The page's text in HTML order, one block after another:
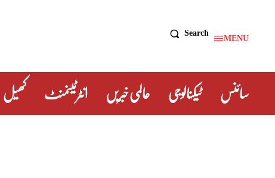
MENU
Search
سائنس ٹیکنالوجی عالمی خبریں انٹرٹینمنٹ کھیل